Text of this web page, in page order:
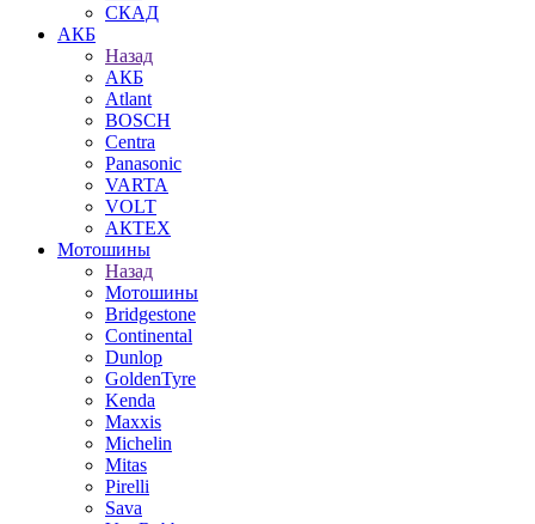
СКАД
АКБ
Назад
АКБ
Atlant
BOSCH
Centra
Panasonic
VARTA
VOLT
АКТЕХ
Мотошины
Назад
Мотошины
Bridgestone
Continental
Dunlop
GoldenTyre
Kenda
Maxxis
Michelin
Mitas
Pirelli
Sava